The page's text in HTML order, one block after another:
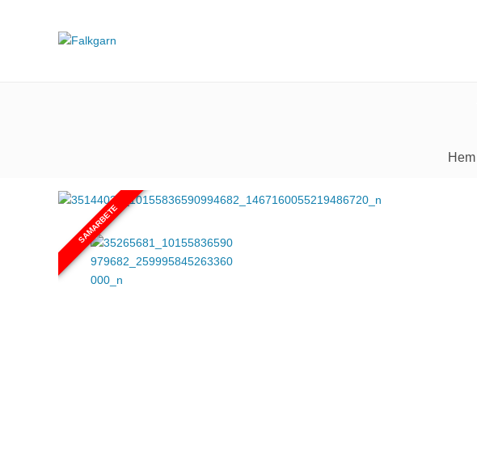
Hem
SAMARBETE